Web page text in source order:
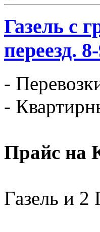
Газель с
переезд.
-
-
Прайс на
Газель и 2